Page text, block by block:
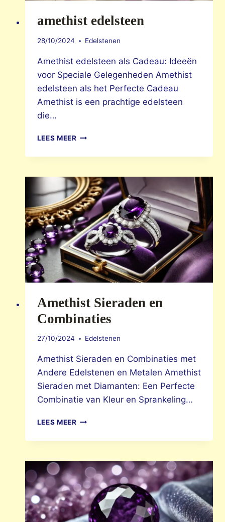
amethist edelsteen
28/10/2024 Edelstenen
Amethist edelsteen als Cadeau: Ideeën
voor Speciale Gelegenheden Amethist
edelsteen als het Perfecte Cadeau
Amethist is een prachtige edelsteen
die…
LEES MEERAMETHIST
Amethist Sieraden en
Combinaties
27/10/2024 Edelstenen
Amethist Sieraden en Combinaties met
Andere Edelstenen en Metalen Amethist
Sieraden met Diamanten: Een Perfecte
Combinatie van Kleur en Sprankeling…
LEES MEERAMETHIST
EN